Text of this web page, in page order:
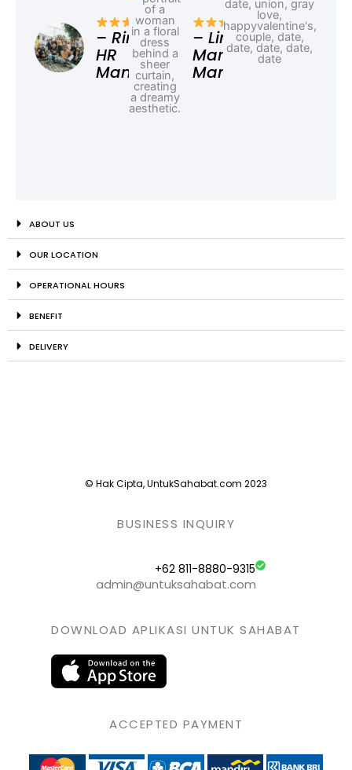
– Rina,
HR
Manager
– Linda,
Marketing
Manager
ABOUT US
OUR LOCATION
OPERATIONAL HOURS
BENEFIT
DELIVERY
© Hak Cipta, UntukSahabat.com 2023
BUSINESS INQUIRY
+62 811-8880-9315
admin@untuksahabat.com
DOWNLOAD APLIKASI UNTUK SAHABAT
ACCEPTED PAYMENT